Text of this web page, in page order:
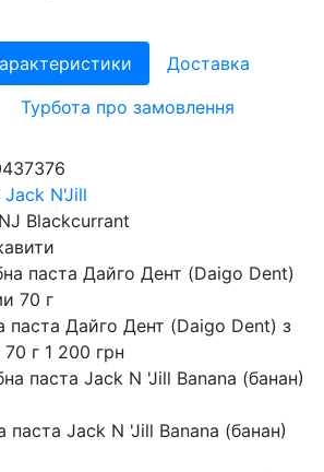
Доставка
Турбота про замовлення
Jack N'Jill
Blackcurrant
паста Дайго Дент (Daigo Dent) з
70 г 1 200 грн
паста Jack N 'Jill Banana (банан)